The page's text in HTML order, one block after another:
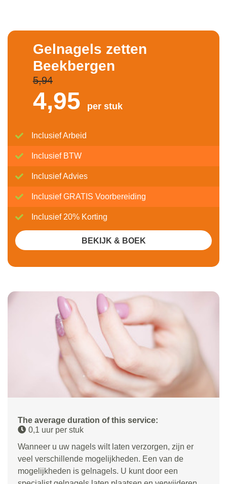
The average duration of this service:
0,1 uur per stuk
Wanneer u uw nagels wilt laten verzorgen, zijn er
veel verschillende mogelijkheden. Een van de
mogelijkheden is gelnagels. U kunt door een
Gelnagels zetten
Beekbergen
5,94
4,95 per stuk
Inclusief Arbeid
Inclusief BTW
Inclusief Advies
Inclusief GRATIS Voorbereiding
Inclusief 20% Korting
BEKIJK & BOEK